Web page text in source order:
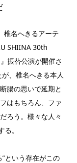
椎名へきるアーテ
SHIINA 30th
振替公演が開催さ
、椎名へきる本人
腸の思いで延期と
はもちろん、ファ
ろう。様々な人々
。
という存在がこの